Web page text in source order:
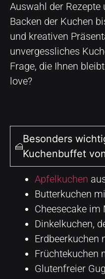
Auswahl der
Backen der Kuchen
und kreativen
unvergessliches
Frage, die Ihnen
love?
Besonders
Kuchenbuffet
Apfelkuchen
Butterkuchen
Cheesecake im
Dinkelkuchen,
Erdbeerkuchen
Früchtekuchen
Glutenfreier